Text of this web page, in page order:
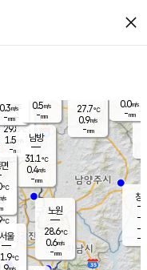
close
양주
29.8℃
1.5
-mm
27.7℃
0.9m/s
-mm
창
-
-m/
-
0.0m/s
-mm
℃
m/s
mm
노원
28.6℃
0.6m/s
-mm
남방
31.1℃
0.4m/s
-mm
℃
s
0.3m/s
-mm
서울
℃
m/s
0.5m/s
-mm